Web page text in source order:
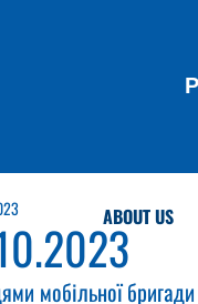
ABOUT US
мобільної